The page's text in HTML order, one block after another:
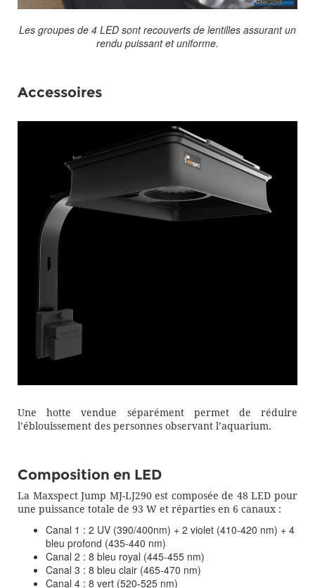
Les groupes de 4 LED sont recouverts de lentilles assurant un
rendu puissant et uniforme.
Accessoires
Une hotte vendue séparément permet de réduire
l’éblouissement des personnes observant l’aquarium.
Composition en LED
La Maxspect Jump MJ-LJ290 est composée de 48 LED pour
une puissance totale de 93 W et réparties en 6 canaux :
Canal 1 : 2 UV (390/400nm) + 2 violet (410-420 nm) + 4
bleu profond (435-440 nm)
Canal 2 : 8 bleu royal (445-455 nm)
Canal 3 : 8 bleu clair (465-470 nm)
Canal 4 : 8 vert (520-525 nm)